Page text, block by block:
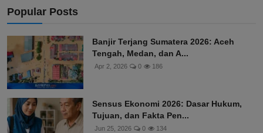
Popular Posts
Banjir Terjang Sumatera 2026: Aceh
Tengah, Medan, dan A...
Apr 2, 2026 0 186
Sensus Ekonomi 2026: Dasar Hukum,
Tujuan, dan Fakta Pen...
Jun 25, 2026 0 134